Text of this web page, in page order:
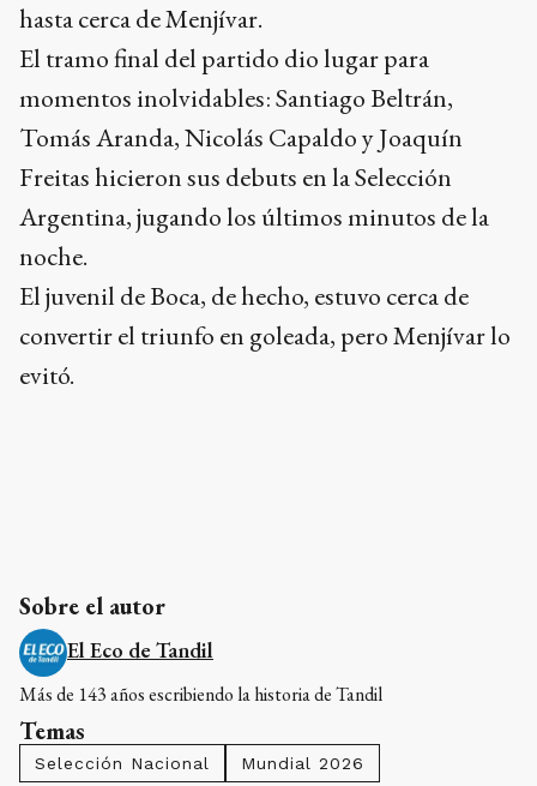
hasta cerca de Menjívar.
El tramo final del partido dio lugar para
momentos inolvidables: Santiago Beltrán,
Tomás Aranda, Nicolás Capaldo y Joaquín
Freitas hicieron sus debuts en la Selección
Argentina, jugando los últimos minutos de la
noche.
El juvenil de Boca, de hecho, estuvo cerca de
convertir el triunfo en goleada, pero Menjívar lo
evitó.
Sobre el autor
El Eco de Tandil
Más de 143 años escribiendo la historia de Tandil
Temas
Selección Nacional Mundial 2026